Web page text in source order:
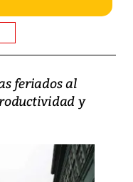
feriados al
y